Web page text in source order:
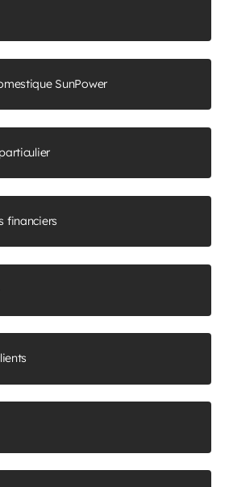
SunPower
financiers